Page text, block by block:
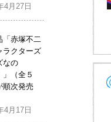
4月27日
「赤塚不二
ラクターズ
なの
」（全５
順次発売
4月17日